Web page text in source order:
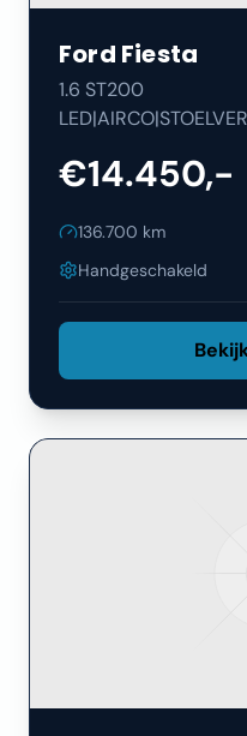
Ford Fiesta
1.6 ST200
€14.450,-
136.700 km
Handgeschakeld